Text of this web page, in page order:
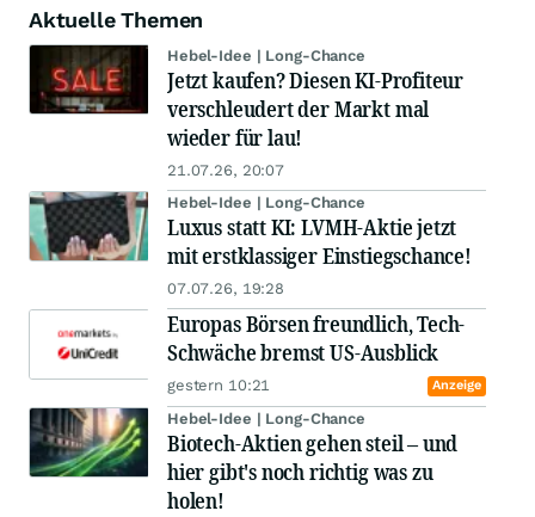
Aktuelle Themen
Hebel-Idee | Long-Chance
Jetzt kaufen? Diesen KI-Profiteur
verschleudert der Markt mal
wieder für lau!
21.07.26, 20:07
Hebel-Idee | Long-Chance
Luxus statt KI: LVMH-Aktie jetzt
mit erstklassiger Einstiegschance!
07.07.26, 19:28
Europas Börsen freundlich, Tech-
Schwäche bremst US-Ausblick
gestern 10:21 Anzeige
Hebel-Idee | Long-Chance
Biotech-Aktien gehen steil – und
hier gibt's noch richtig was zu
holen!